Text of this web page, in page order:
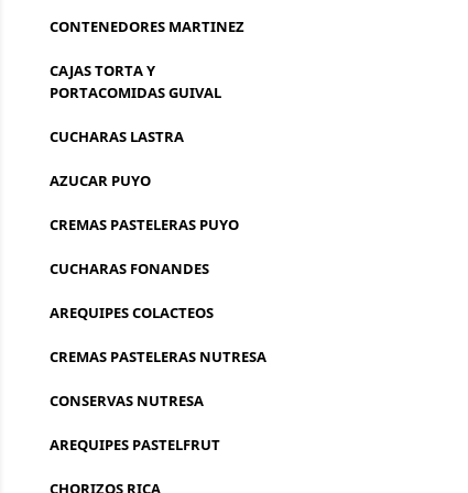
CONTENEDORES MARTINEZ
CAJAS TORTA Y
PORTACOMIDAS GUIVAL
CUCHARAS LASTRA
AZUCAR PUYO
CREMAS PASTELERAS PUYO
CUCHARAS FONANDES
AREQUIPES COLACTEOS
CREMAS PASTELERAS NUTRESA
CONSERVAS NUTRESA
AREQUIPES PASTELFRUT
CHORIZOS RICA